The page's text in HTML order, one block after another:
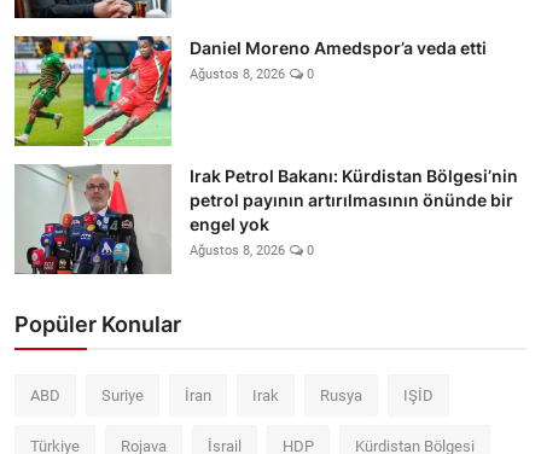
Daniel Moreno Amedspor’a veda etti
Ağustos 8, 2026 0
Irak Petrol Bakanı: Kürdistan Bölgesi’nin
petrol payının artırılmasının önünde bir
engel yok
Ağustos 8, 2026 0
Popüler Konular
ABD Suriye İran Irak Rusya IŞİD
Türkiye Rojava İsrail HDP Kürdistan Bölgesi